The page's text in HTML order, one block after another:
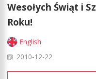
LŻEJSZE /
Wesołych Świąt i
Roku!
English
2010-12-22